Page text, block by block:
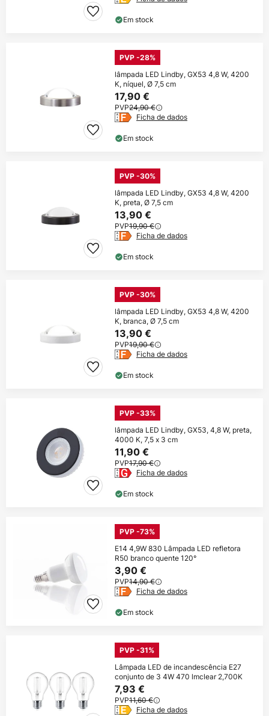
Em stock
PVP -28%
lâmpada LED Lindby, GX53 4,8 W, 4200
K, níquel, Ø 7,5 cm
17,90 €
PVP24,90 €
Ficha de dados
Em stock
PVP -30%
lâmpada LED Lindby, GX53 4,8 W, 4200
K, preta, Ø 7,5 cm
13,90 €
PVP19,90 €
Ficha de dados
Em stock
PVP -30%
lâmpada LED Lindby, GX53 4,8 W, 4200
K, branca, Ø 7,5 cm
13,90 €
PVP19,90 €
Ficha de dados
Em stock
PVP -33%
lâmpada LED Lindby, GX53, 4,8 W, preta,
4000 K, 7,5 x 3 cm
11,90 €
PVP17,90 €
Ficha de dados
Em stock
PVP -73%
E14 4,9W 830 Lâmpada LED refletora
R50 branco quente 120°
3,90 €
PVP14,90 €
Ficha de dados
Em stock
PVP -31%
Lâmpada LED de incandescência E27
conjunto de 3 4W 470 lmclear 2,700K
7,93 €
PVP11,60 €
Ficha de dados